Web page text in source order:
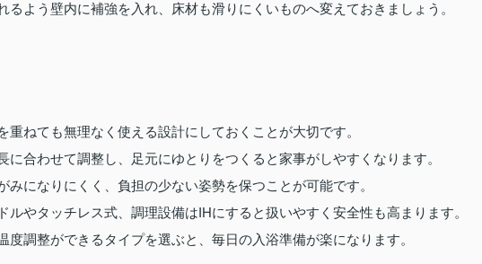
よう壁内に補強を入れ、床材も滑りにくいものへ変えておきましょう。
ねても無理なく使える設計にしておくことが大切です。
に合わせて調整し、足元にゆとりをつくると家事がしやすくなります。
みになりにくく、負担の少ない姿勢を保つことが可能です。
ルやタッチレス式、調理設備はIHにすると扱いやすく安全性も高まります。
度調整ができるタイプを選ぶと、毎日の入浴準備が楽になります。